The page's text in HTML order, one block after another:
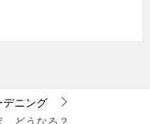
デニング
どうなる？